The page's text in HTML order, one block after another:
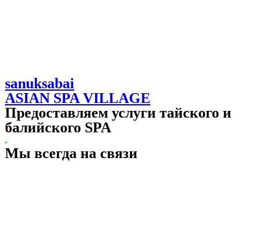
sanuksabai
ASIAN SPA VILLAGE
Предоставляем услуги тайского и
балийского SPA
Мы всегда на связи